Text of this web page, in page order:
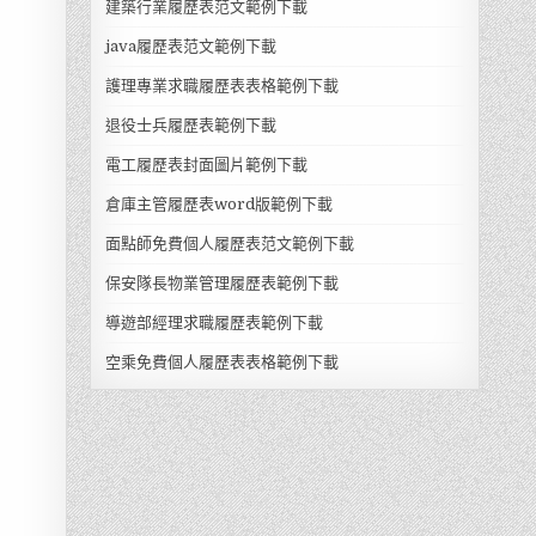
建築行業履歷表范文範例下載
java履歷表范文範例下載
護理專業求職履歷表表格範例下載
退役士兵履歷表範例下載
電工履歷表封面圖片範例下載
倉庫主管履歷表word版範例下載
面點師免費個人履歷表范文範例下載
保安隊長物業管理履歷表範例下載
導遊部經理求職履歷表範例下載
空乘免費個人履歷表表格範例下載